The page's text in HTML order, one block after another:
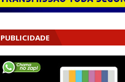
PUBLICIDADE